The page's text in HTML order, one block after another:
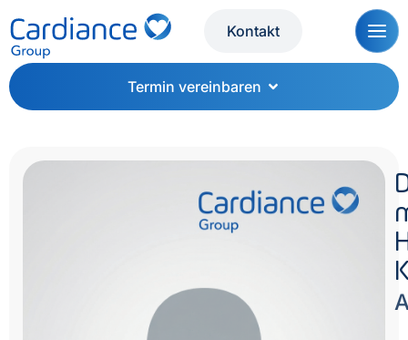
Kontakt
Termin vereinbaren